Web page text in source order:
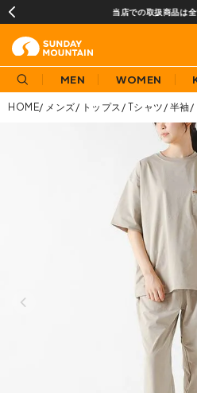
当店での取扱商品は
MEN WOMEN
HOME メンズ トップス Tシャツ 半袖